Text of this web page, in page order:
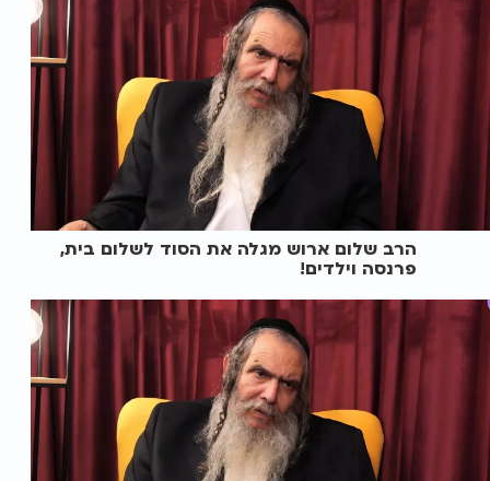
הרב שלום ארוש מגלה את הסוד לשלום בית,
פרנסה וילדים!